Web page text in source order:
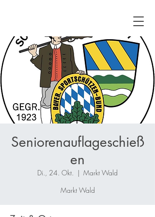
Seniorenauflageschieß
en
Di., 24. Okt.
  |
Markt Wald
Markt Wald